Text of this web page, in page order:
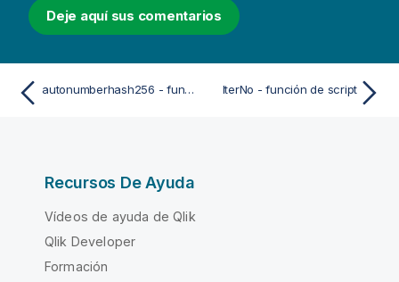
Deje aquí sus comentarios
autonumberhash256 - función de script IterNo - función de script
Recursos De Ayuda
Vídeos de ayuda de Qlik
Qlik Developer
Formación